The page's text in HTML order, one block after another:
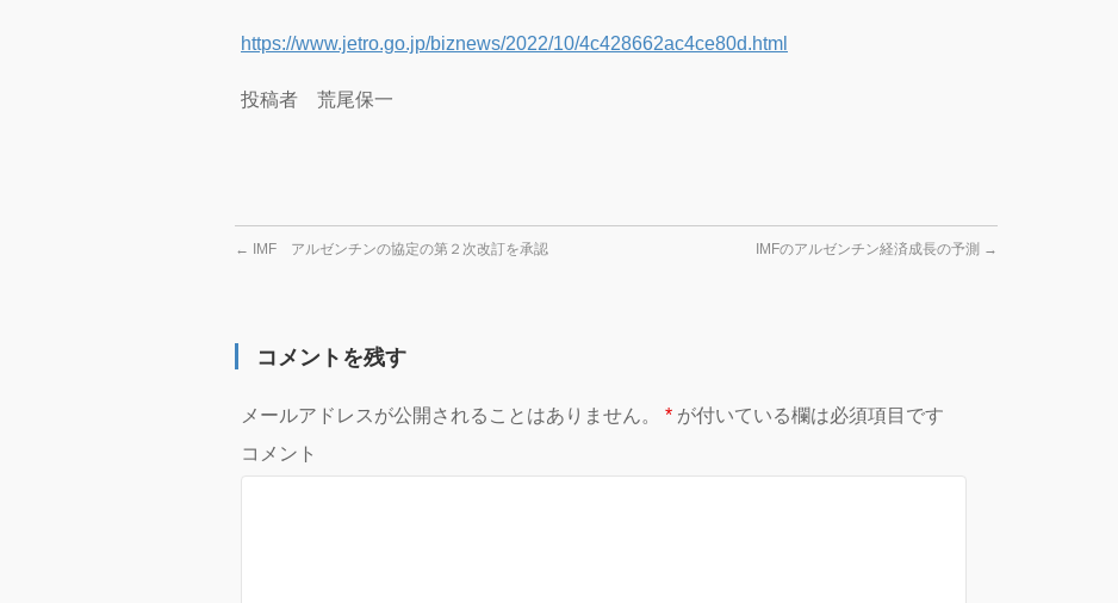
https://www.jetro.go.jp/biznews/2022/10/4c428662ac4ce80d.html
投稿者 荒尾保一
← IMF アルゼンチンの協定の第２次改訂を承認 IMFのアルゼンチン経済成長の予測 →
コメントを残す
メールアドレスが公開されることはありません。 * が付いている欄は必須項目です
コメント